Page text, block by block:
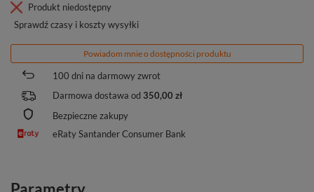
Produkt niedostępny
Sprawdź czasy i koszty wysyłki
Powiadom mnie o dostępności produktu
100 dni na darmowy zwrot
Darmowa dostawa od 350,00 zł
Bezpieczne zakupy
eRaty Santander Consumer Bank